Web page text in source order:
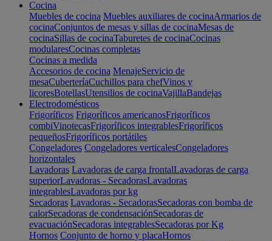
Cocina
Muebles de cocina Muebles auxiliares de cocinaArmarios de
cocinaConjuntos de mesas y sillas de cocinaMesas de
cocinaSillas de cocinaTaburetes de cocinaCocinas
modularesCocinas completas
Cocinas a medida
Accesorios de cocina MenajeServicio de
mesaCuberteríaCuchillos para chefVinos y
licoresBotellasUtensilios de cocinaVajillaBandejas
Electrodomésticos
Frigoríficos Frigoríficos americanosFrigoríficos
combiVinotecasFrigoríficos integrablesFrigoríficos
pequeñosFrigoríficos portátiles
Congeladores Congeladores verticalesCongeladores
horizontales
Lavadoras Lavadoras de carga frontalLavadoras de carga
superiorLavadoras - SecadorasLavadoras
integrablesLavadoras por kg
Secadoras Lavadoras - SecadorasSecadoras con bomba de
calorSecadoras de condensaciónSecadoras de
evacuaciónSecadoras integrablesSecadoras por Kg
Hornos Conjunto de horno y placaHornos